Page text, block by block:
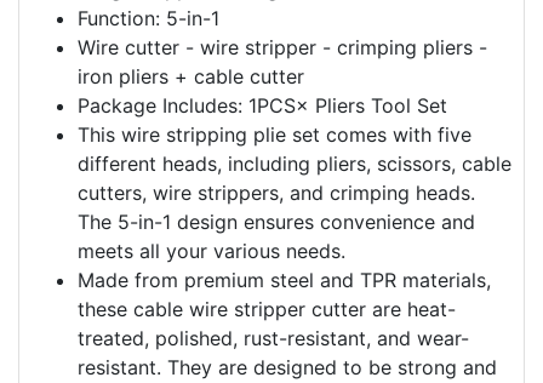
Function: 5-in-1
Wire cutter - wire stripper - crimping pliers -
iron pliers + cable cutter
Package Includes: 1PCS× Pliers Tool Set
This wire stripping plie set comes with five
different heads, including pliers, scissors, cable
cutters, wire strippers, and crimping heads.
The 5-in-1 design ensures convenience and
meets all your various needs.
Made from premium steel and TPR materials,
these cable wire stripper cutter are heat-
treated, polished, rust-resistant, and wear-
resistant. They are designed to be strong and